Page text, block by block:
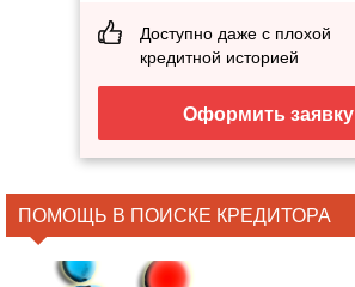
Доступно даже с плохой
кредитной историей
Оформить заявку
ПОМОЩЬ В ПОИСКЕ КРЕДИТОРА